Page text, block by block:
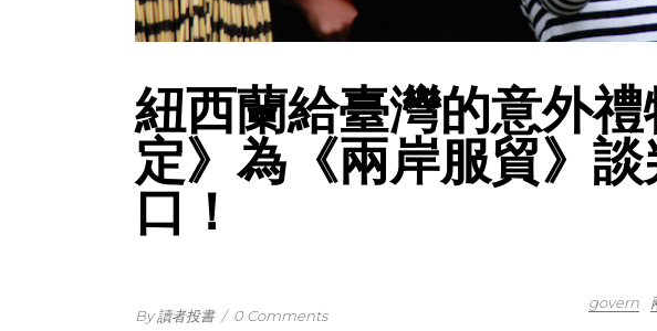
紐西蘭給臺灣的意外
定》為《兩岸服貿》
口！
By 讀者投書 / 0 Comments
govern